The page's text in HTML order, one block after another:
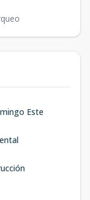
Este